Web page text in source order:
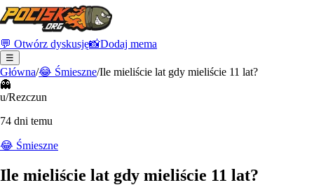
💬 Otwórz dyskusję📸Dodaj mema
☰
Główna/😂 Śmieszne/Ile mieliście lat gdy mieliście 11 lat?
👻
u/Rezczun
74 dni temu
😂 Śmieszne
Ile mieliście lat gdy mieliście 11 lat?